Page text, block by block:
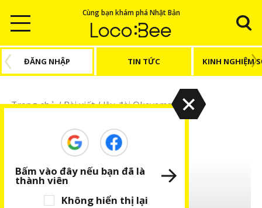
Cùng bạn khám phá Nhật Bản
ĐĂNG NHẬP TIN TỨC KINH NGHIỆM
Trang chủ/Bài viết/lâu đài Okayama
lâu đài Okayama
Không hiển thị lại
Bấm vào đây nếu bạn đã là
thành viên